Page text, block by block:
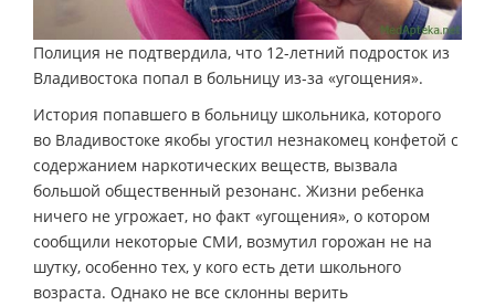
Полиция не подтвердила, что 12-летний подросток из
Владивостока попал в больницу из-за «угощения».
История попавшего в больницу школьника, которого
во Владивостоке якобы угостил незнакомец конфетой с
содержанием наркотических веществ, вызвала
большой общественный резонанс. Жизни ребенка
ничего не угрожает, но факт «угощения», о котором
сообщили некоторые СМИ, возмутил горожан не на
шутку, особенно тех, у кого есть дети школьного
возраста. Однако не все склонны верить